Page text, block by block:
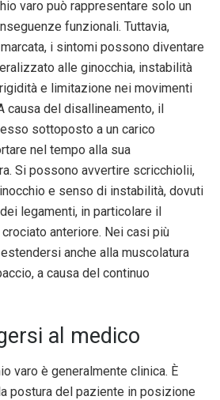
varo può rappresentare solo un
funzionali. Tuttavia,
i sintomi possono diventare
alle ginocchia, instabilità
e limitazione nei movimenti
causa del disallineamento, il
sottoposto a un carico
nel tempo alla sua
Si possono avvertire scricchiolii,
e senso di instabilità, dovuti
legamenti, in particolare il
anteriore. Nei casi più
anche alla muscolatura
a causa del continuo
al medico
varo è generalmente clinica. È
postura del paziente in posizione